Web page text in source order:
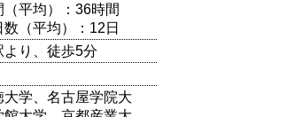
平均）：36時間
（平均）：12日
り、徒歩5分
学、名古屋学院大